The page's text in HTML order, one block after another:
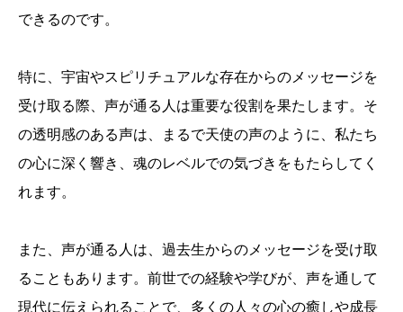
できるのです。
特に、宇宙やスピリチュアルな存在からのメッセージを
受け取る際、声が通る人は重要な役割を果たします。そ
の透明感のある声は、まるで天使の声のように、私たち
の心に深く響き、魂のレベルでの気づきをもたらしてく
れます。
また、声が通る人は、過去生からのメッセージを受け取
ることもあります。前世での経験や学びが、声を通して
現代に伝えられることで、多くの人々の心の癒しや成長